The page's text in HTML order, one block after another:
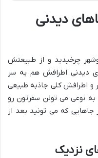
دیدنی
چرخیدید و از طبیعتش
دیدنی اطرافش هم یه سر
و اطرافش کلی جاذبه طبیعی
نوعی می تونن سفرتون رو
جاهایی که می تونید بعد از
نزدیک